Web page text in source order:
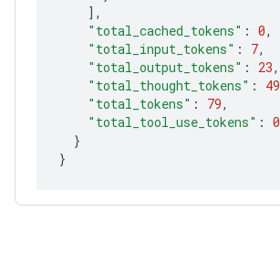
]
"total_cached_tokens" : 0
"total_input_tokens" : 7
"total_output_tokens" : 23
"total_thought_tokens" : 49
"total_tokens" : 79
"total_tool_use_tokens" : 0
}
}